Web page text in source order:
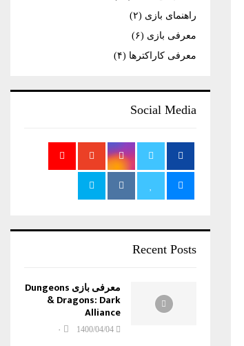
راهنمای بازی (۲)
معرفی بازی (۶)
معرفی کاراکترها (۴)
Social Media
Recent Posts
معرفی بازی Dungeons
& Dragons: Dark
Alliance
1400/04/04 ۰